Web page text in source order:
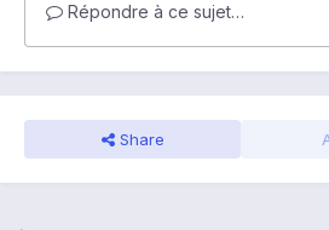
Répondre à ce sujet…
Share